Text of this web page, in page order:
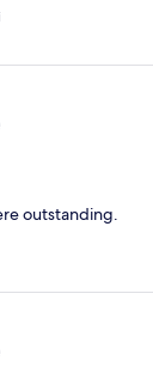
outstanding.